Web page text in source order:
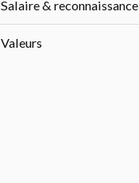
Salaire & reconnaissance
Valeurs